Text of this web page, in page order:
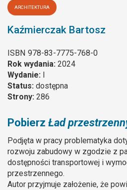
ARCHITEKTURA
Kaźmierczak Bartosz
ISBN 978-83-7775-768-0
Rok wydania: 2024
Wydanie:
Status: dostępna
Strony: 286
Pobierz Ład
Podjęta w pracy problematyka
rozwoju zabudowy w zgodzie z
dostępności transportowej i
przestrzennego.
Autor przyjmuje założenie, że